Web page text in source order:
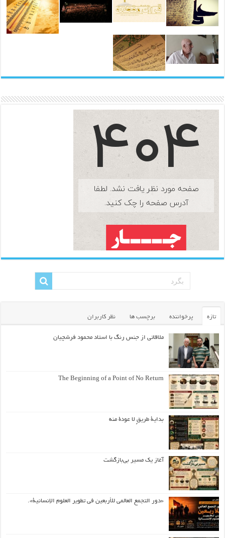
تازه پرخواننده برچسب ها نظر کاربران
ملاقاتی از جنس رنگ با استاد محمود فرشچیان
The Beginning of a Point of No Return
بداية طريقٍ لا عودة منه
آغاز یک مسیر بی‌بازگشت
«دور التجمع العالمي للأربعين في تطوير العلوم الإنسانية».